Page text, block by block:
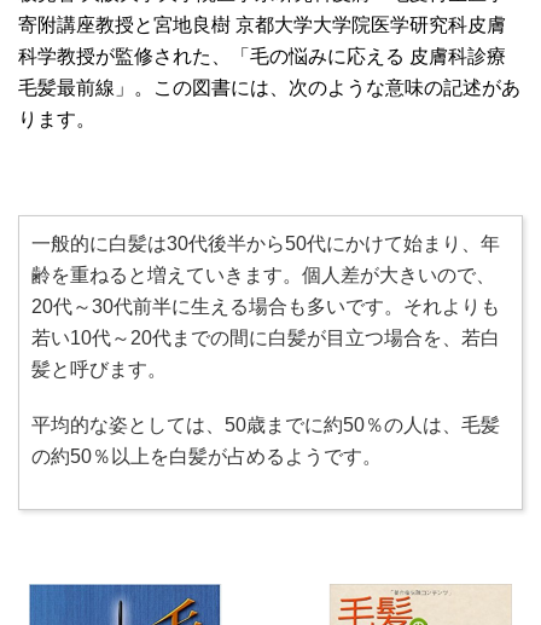
寄附講座教授と宮地良樹 京都大学大学院医学研究科皮膚
科学教授が監修された、「毛の悩みに応える 皮膚科診療
毛髪最前線」。この図書には、次のような意味の記述があ
ります。
一般的に白髪は30代後半から50代にかけて始まり、年
齢を重ねると増えていきます。個人差が大きいので、
20代～30代前半に生える場合も多いです。それよりも
若い10代～20代までの間に白髪が目立つ場合を、若白
髪と呼びます。
平均的な姿としては、50歳までに約50％の人は、毛髪
の約50％以上を白髪が占めるようです。